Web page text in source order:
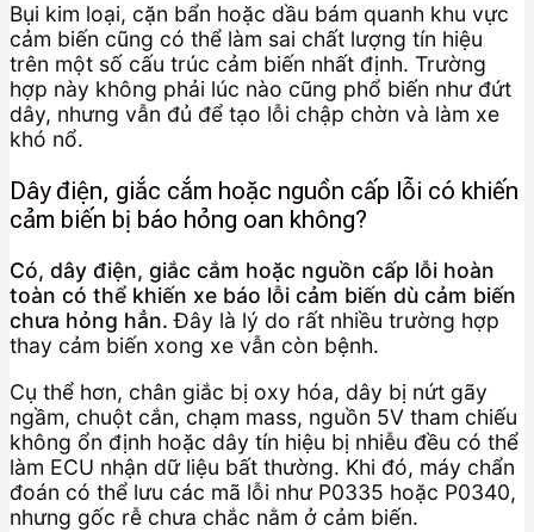
Bụi kim loại, cặn bẩn hoặc dầu bám quanh khu vực
cảm biến cũng có thể làm sai chất lượng tín hiệu
trên một số cấu trúc cảm biến nhất định. Trường
hợp này không phải lúc nào cũng phổ biến như đứt
dây, nhưng vẫn đủ để tạo lỗi chập chờn và làm xe
khó nổ.
Dây điện, giắc cắm hoặc nguồn cấp lỗi có khiến
cảm biến bị báo hỏng oan không?
Có, dây điện, giắc cắm hoặc nguồn cấp lỗi hoàn
toàn có thể khiến xe báo lỗi cảm biến dù cảm biến
chưa hỏng hẳn. Đây là lý do rất nhiều trường hợp
thay cảm biến xong xe vẫn còn bệnh.
Cụ thể hơn, chân giắc bị oxy hóa, dây bị nứt gãy
ngầm, chuột cắn, chạm mass, nguồn 5V tham chiếu
không ổn định hoặc dây tín hiệu bị nhiễu đều có thể
làm ECU nhận dữ liệu bất thường. Khi đó, máy chẩn
đoán có thể lưu các mã lỗi như P0335 hoặc P0340,
nhưng gốc rễ chưa chắc nằm ở cảm biến.